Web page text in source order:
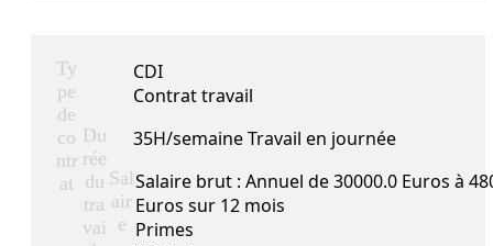
Ty
pe
de
co
ntr
at
CDI
Contrat travail
Du
rée
du
tra
vai
35H/semaine Travail en journée
Sal
air
e
Salaire brut : Annuel de 30000.0 Euros à
Euros sur 12 mois
Primes